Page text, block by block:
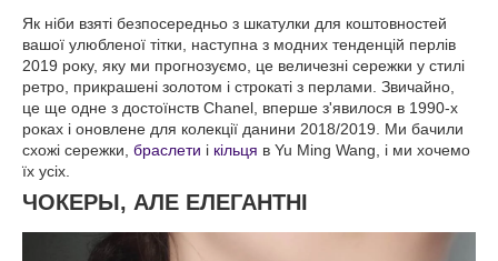
Як ніби взяті безпосередньо з шкатулки для коштовностей
вашої улюбленої тітки, наступна з модних тенденцій перлів
2019 року, яку ми прогнозуємо, це величезні сережки у стилі
ретро, прикрашені золотом і строкаті з перлами. Звичайно,
це ще одне з достоїнств Chanel, вперше з'явилося в 1990-х
роках і оновлене для колекції данини 2018/2019. Ми бачили
схожі сережки, браслети і кільця в Yu Ming Wang, і ми хочемо
їх усіх.
ЧОКЕРЫ, АЛЕ ЕЛЕГАНТНІ